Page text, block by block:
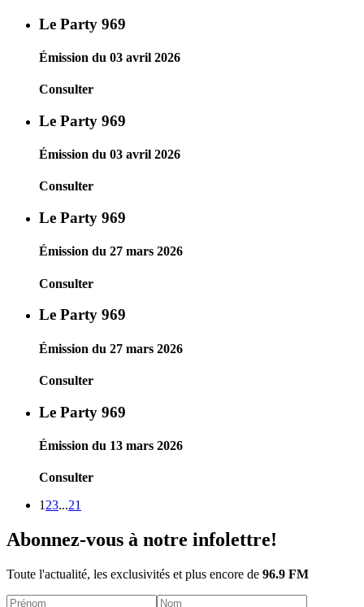
Le Party 969
Émission du 03 avril 2026
Consulter
Le Party 969
Émission du 03 avril 2026
Consulter
Le Party 969
Émission du 27 mars 2026
Consulter
Le Party 969
Émission du 27 mars 2026
Consulter
Le Party 969
Émission du 13 mars 2026
Consulter
1 23...21
Abonnez-vous à notre infolettre!
Toute l'actualité, les exclusivités et plus encore de 96.9 FM